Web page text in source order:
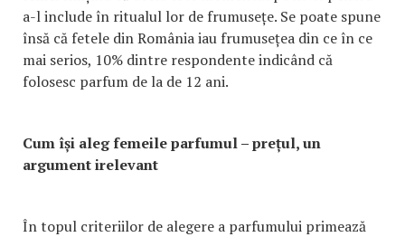
a-l include în ritualul lor de frumusețe. Se poate spune
însă că fetele din România iau frumusețea din ce în ce
mai serios, 10% dintre respondente indicând că
folosesc parfum de la de 12 ani.
Cum își aleg femeile parfumul – prețul, un
argument irelevant
În topul criteriilor de alegere a parfumului primează